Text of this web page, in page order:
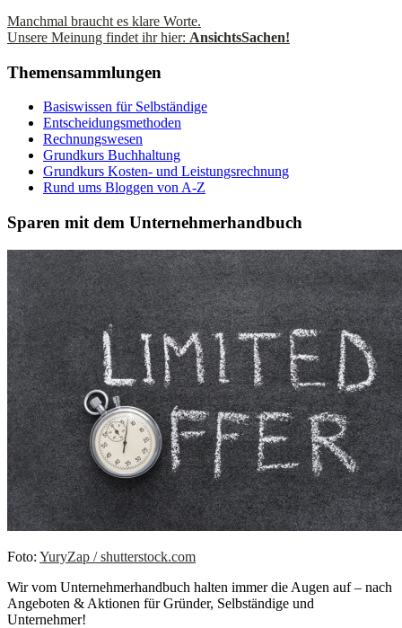
Manchmal braucht es klare Worte.
Unsere Meinung findet ihr hier: AnsichtsSachen!
Themensammlungen
Basiswissen für Selbständige
Entscheidungsmethoden
Rechnungswesen
Grundkurs Buchhaltung
Grundkurs Kosten- und Leistungsrechnung
Rund ums Bloggen von A-Z
Sparen mit dem Unternehmerhandbuch
Foto: YuryZap / shutterstock.com
Wir vom Unternehmerhandbuch halten immer die Augen auf – nach
Angeboten & Aktionen für Gründer, Selbständige und
Unternehmer!